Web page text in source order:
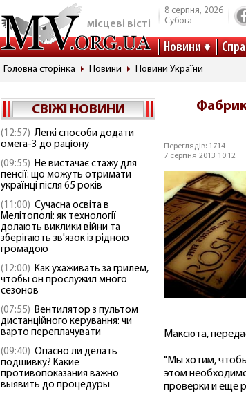
місцеві вісті
8 серпня, 2026
Субота
Новини
Головна сторінка Новини Новини України
СВІЖІ НОВИНИ
(12:57) Легкі способи додати
омега-3 до раціону
(09:55) Не вистачає стажу для
пенсії: що можуть отримати
українці після 65 років
(11:00) Сучасна освіта в
Мелітополі: як технології
долають виклики війни та
зберігають зв'язок із рідною
громадою
(12:00) Как ухаживать за грилем,
чтобы он прослужил много
сезонов
(07:55) Вентилятор з пультом
дистанційного керування: чи
варто переплачувати
(09:40) Опасно ли делать
подшивку? Какие
противопоказания важно
выявить до процедуры
Переглядів: 1714
7 серпня 2013 10:12
Максюта,
"Мы хотим,
этом
проверки и еще